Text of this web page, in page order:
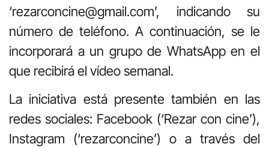
‘rezarconcine@gmail.com’, indicando su
número de teléfono. A continuación, se le
incorporará a un grupo de WhatsApp en el
que recibirá el vídeo semanal.
La iniciativa está presente también en las
redes sociales: Facebook (‘Rezar con cine’),
Instagram (‘rezarconcine’) o a través del